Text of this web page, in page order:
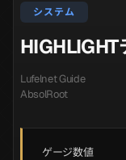
システム
Lufelnet Guide
AbsolRoot
ゲージ数値